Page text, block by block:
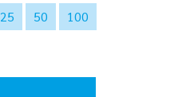
25 50
100